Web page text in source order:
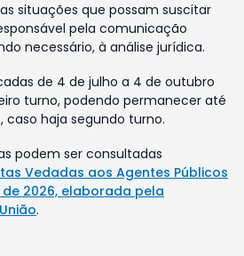
situações que possam suscitar
pela comunicação
necessário, à análise jurídica.
de 4 de julho a 4 de outubro
turno, podendo permanecer até
caso haja segundo turno.
podem ser consultadas
Vedadas aos Agentes Públicos
de 2026, elaborada pela
.